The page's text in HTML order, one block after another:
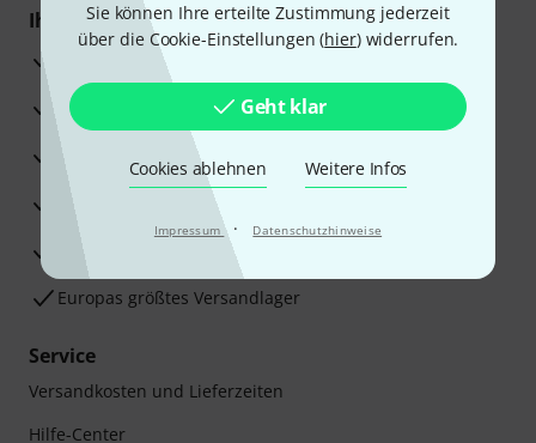
Sie können Ihre erteilte Zustimmung jederzeit
über die Cookie-Einstellungen (hier) widerrufen.
Geht klar
Cookies ablehnen Weitere Infos
Impressum · Datenschutzhinweise
Ihre Vorteile
3 Jahre Thomann Garantie
30 Tage Money-Back-Garantie
Beratung durch Fachexperten
Zufriedenheitsgarantie
Europas größtes Versandlager
Service
Versandkosten und Lieferzeiten
Hilfe-Center